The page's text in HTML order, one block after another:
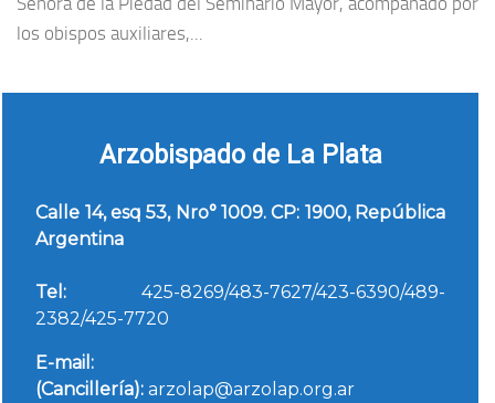
los obispos auxiliares,...
Arzobispado de La Plata
Calle 14, esq 53, Nro° 1009. CP: 1900, República
Argentina
Tel: 425-8269/483-7627/423-6390/489-
2382/425-7720
E-mail:
(Cancillería): arzolap@arzolap.org.ar